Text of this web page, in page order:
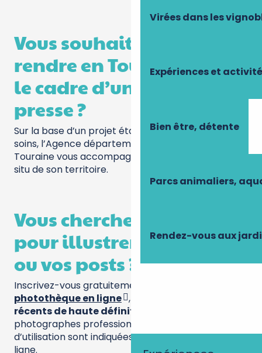
Virées dans les
Expériences et
Bien être, détente
Parcs animaliers,
Rendez-vous aux
Vous souhaitez vous
rendre en Touraine dans
le cadre d’un accueil de
presse ?
Sur la base d’un projet étayé et approuvé par nos
soins, l’Agence départementale du tourisme de
Touraine vous accompagne dans la découverte in
situ de son territoire.
Vous cherchez des photos
pour illustrer vos articles
ou vos posts ?
Inscrivez-vous gratuitement à notre
photothèque en ligne , et bénéficiez de
récents de haute définition
photographes professionnels. Les restrictions
d’utilisation sont indiquées sur la photothèque en
ligne.